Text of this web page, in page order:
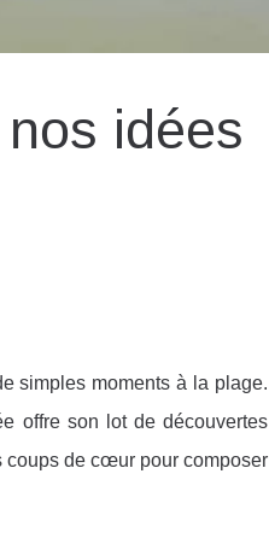
idées
simples moments à la plage.
offre son lot de découvertes
coups de cœur pour composer